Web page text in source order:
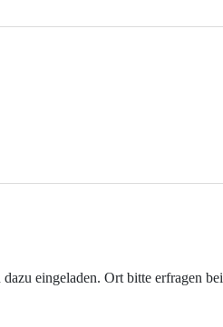
eingeladen. Ort bitte erfragen bei